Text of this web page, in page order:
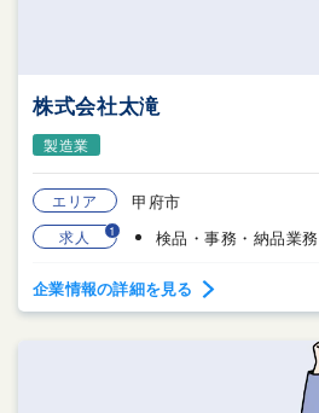
株式会社太滝
製造業
エリア 甲府市
求人 1 検品・事務・納品業務
企業情報の詳細を見る